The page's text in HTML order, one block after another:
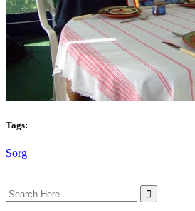
Tags:
Sorg
Search
for: